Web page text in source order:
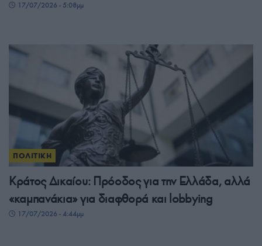
17/07/2026 - 5:08μμ
ΠΟΛΙΤΙΚΗ
Κράτος Δικαίου: Πρόοδος για την Ελλάδα, αλλά
«καμπανάκια» για διαφθορά και lobbying
17/07/2026 - 4:44μμ